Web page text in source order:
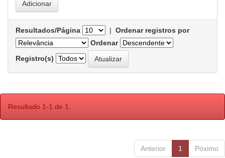
Resultados/Página | Ordenar registros por
Ordenar
Registro(s)
Resultado 1-1 de 1.
Anterior 1 Póximo